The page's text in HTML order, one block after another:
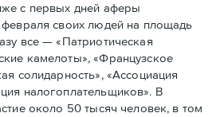
с первых дней аферы
своих людей на площадь
все — «Патриотическая
камелоты», «Французское
солидарность», «Ассоциация
налогоплательщиков». В
около 50 тысяч человек, в том